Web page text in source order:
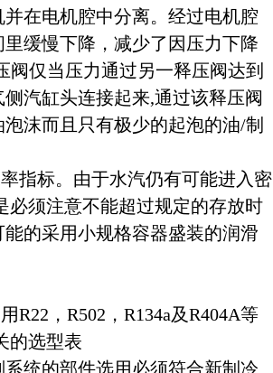
在电机腔中分离。经过电机腔
缓慢下降，减少了因压力下降
仅当压力通过另一释压阀达到
汽缸头连接起来,通过该释压阀
沫而且只有极少的起泡的油/制
指标。由于水汽仍有可能进入密
必须注意不能超过规定的存放时
的采用小规格容器盛装的润滑
，R502，R134a及R404A等
的选型表
统的部件选用必须符合新制冷